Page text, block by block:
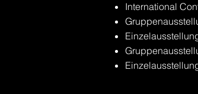
International